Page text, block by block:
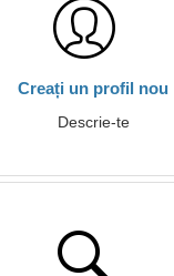
Creați un profil nou
Descrie-te